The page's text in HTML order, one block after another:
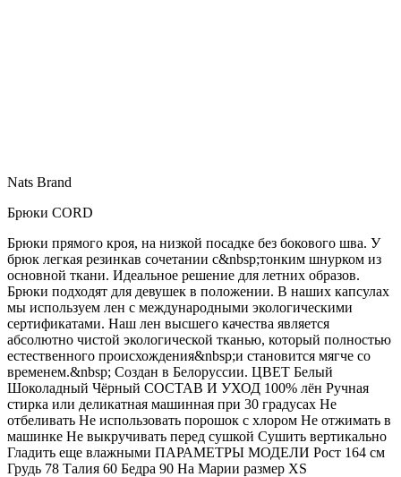
Nats Brand
Брюки CORD
Брюки прямого кроя, на низкой посадке без бокового шва. У
брюк легкая резинкав сочетании с&nbsp;тонким шнурком из
основной ткани. Идеальное решение для летних образов.
Брюки подходят для девушек в положении. В наших капсулах
мы используем лен с международными экологическими
сертификатами. Наш лен высшего качества является
абсолютно чистой экологической тканью, который полностью
естественного происхождения&nbsp;и становится мягче со
временем.&nbsp; Создан в Белоруссии. ЦВЕТ Белый
Шоколадный Чёрный СОСТАВ И УХОД 100% лён Ручная
стирка или деликатная машинная при 30 градусах Не
отбеливать Не использовать порошок с хлором Не отжимать в
машинке Не выкручивать перед сушкой Сушить вертикально
Гладить еще влажными ПАРАМЕТРЫ МОДЕЛИ Рост 164 см
Грудь 78 Талия 60 Бедра 90 На Марии размер XS